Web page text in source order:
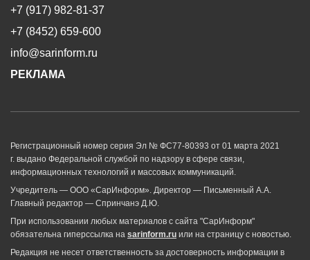
+7 (917) 982-81-37
+7 (8452) 659-600
info@sarinform.ru
РЕКЛАМА
Регистрационный номер серия Эл № ФС77-80393 от 01 марта 2021
г. выдано Федеральной службой по надзору в сфере связи,
информационных технологий и массовых коммуникаций.
Учредитель — ООО «СарИнформ». Директор — Письменный А.А.
Главный редактор — Спринчанэ Д.Ю.
При использовании любых материалов с сайта "СарИнформ"
обязательна гиперссылка на sarinform.ru или на страницу с новостью.
Редакция не несет ответственность за достоверность информации в